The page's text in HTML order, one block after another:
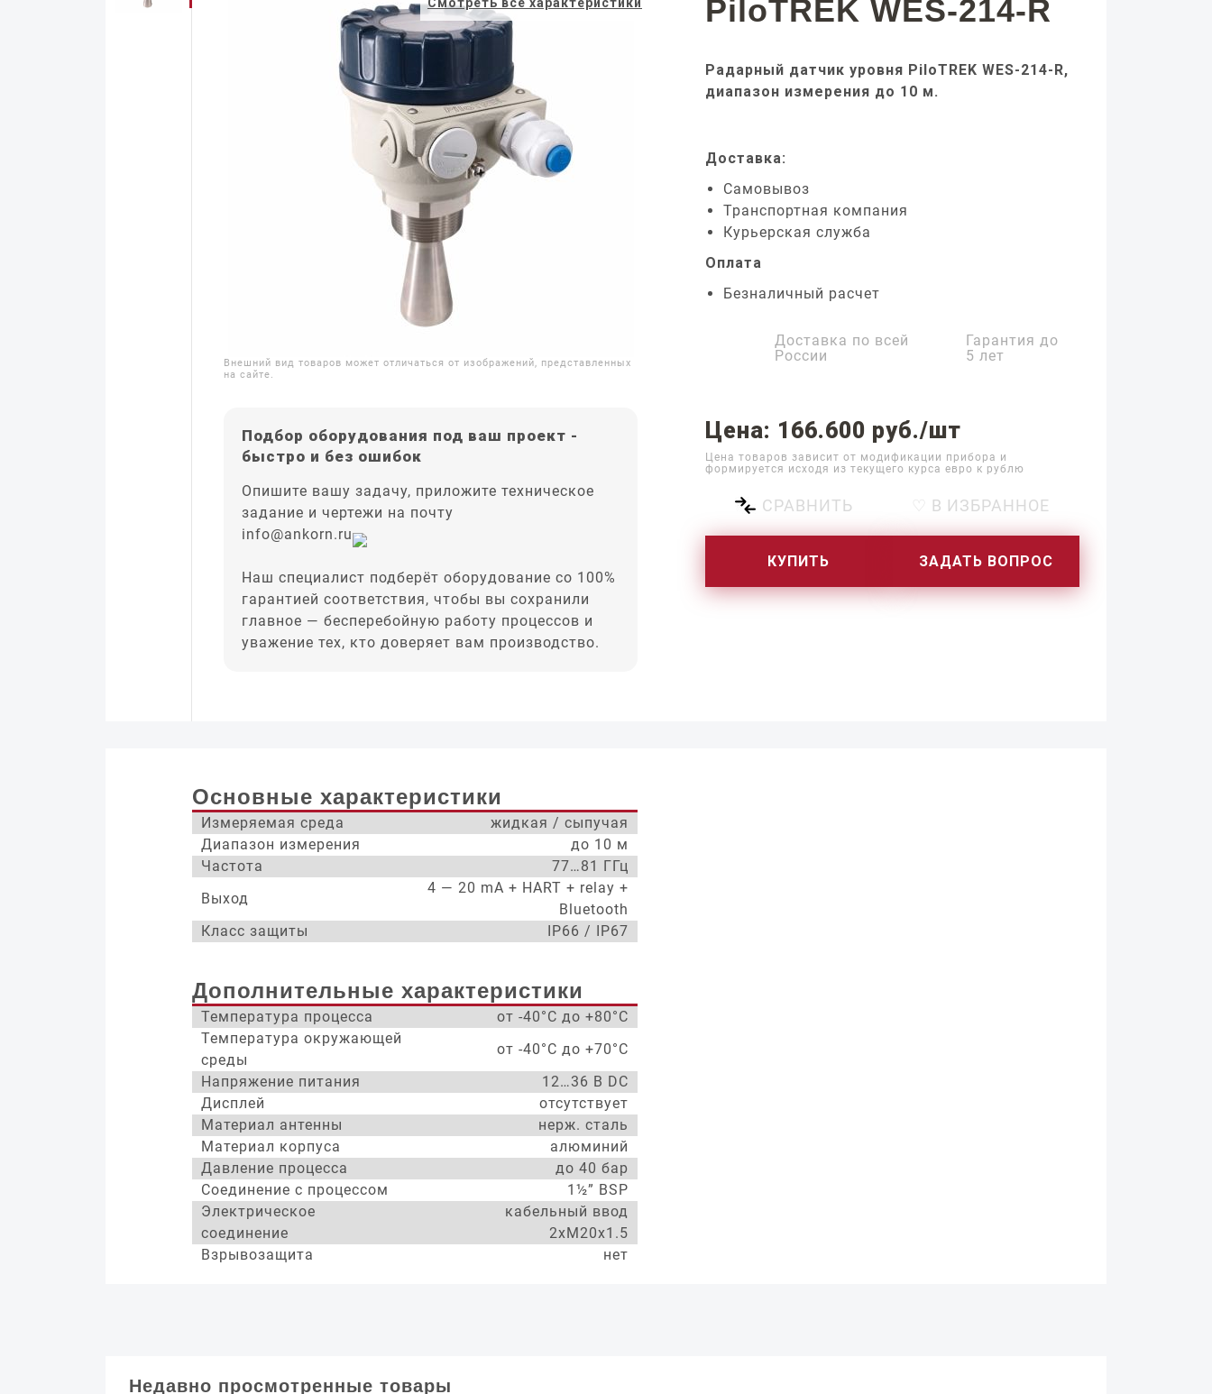
Внешний вид товаров может отличаться от изображений, представленных
на сайте.
Подбор оборудования под ваш проект -
быстро и без ошибок
Опишите вашу задачу, приложите техническое
задание и чертежи на почту
info@ankorn.ru
Наш специалист подберёт оборудование со 100%
гарантией соответствия, чтобы вы сохранили
главное — бесперебойную работу процессов и
уважение тех, кто доверяет вам производство.
PiloTREK WES-214-R
Радарный датчик уровня PiloTREK WES-214-R,
диапазон измерения до 10 м.
Доставка:
Самовывоз
Транспортная компания
Курьерская служба
Оплата
Безналичный расчет
Доставка по всей
России
Гарантия до
5 лет
Цена: 166.600 руб./шт
Цена товаров зависит от модификации прибора и
формируется исходя из текущего курса евро к рублю
СРАВНИТЬ ♡ В ИЗБРАННОЕ
КУПИТЬ ЗАДАТЬ ВОПРОС
Основные характеристики
Измеряемая среда
жидкая / сыпучая
Диапазон измерения
до 10 м
Частота
77…81 ГГц
Выход
4 — 20 mA + HART + relay +
Bluetooth
Класс защиты
IP66 / IP67
Дополнительные характеристики
Температура процесса
от -40°С до +80°С
Температура окружающей
среды
от -40°С до +70°С
Напряжение питания
12…36 В DC
Дисплей
отсутствует
Материал антенны
нерж. сталь
Материал корпуса
алюминий
Давление процесса
до 40 бар
Соединение с процессом
1½” BSP
Электрическое
соединение
кабельный ввод
2xM20x1.5
Взрывозащита
нет
Недавно просмотренные товары